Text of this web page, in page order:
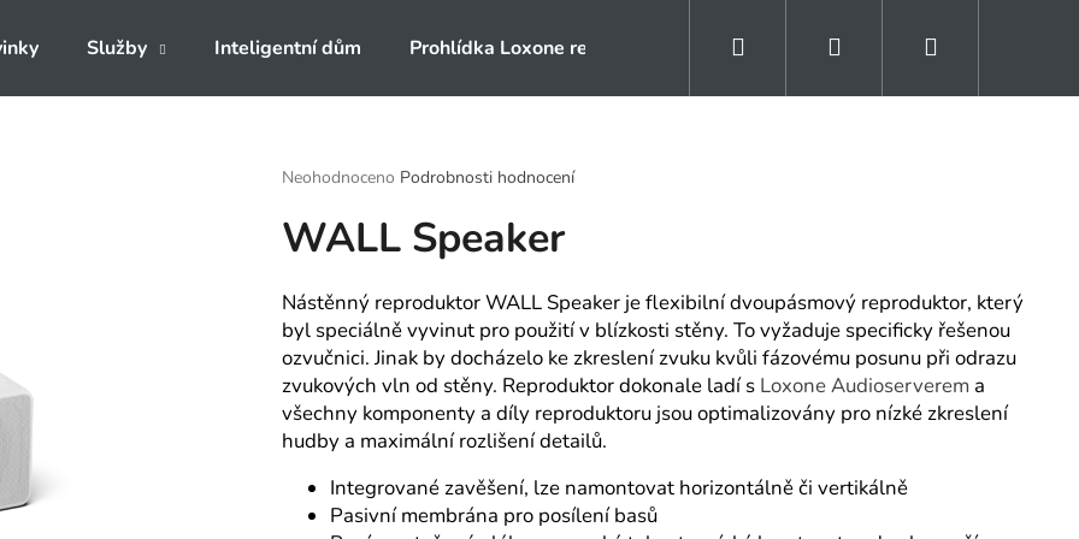
Služby Inteligentní dům Prohlídka Loxone rezidence Kontakty Naše reference
Přihlášení
Průměrné
produktu
je
z
5
hvězdiček.
Neohodnoceno Podrobnosti hodnocení
WALL Speaker
Nástěnný reproduktor WALL Speaker je flexibilní dvoupásmový reproduktor, který
byl speciálně vyvinut pro použití v blízkosti stěny. To vyžaduje specificky řešenou
ozvučnici. Jinak by docházelo ke zkreslení zvuku kvůli fázovému posunu při odrazu
zvukových vln od stěny. Reproduktor dokonale ladí s Loxone Audioserverem a
všechny komponenty a díly reproduktoru jsou optimalizovány pro nízké zkreslení
hudby a maximální rozlišení detailů.
Integrované zavěšení, lze namontovat horizontálně či vertikálně
Pasivní membrána pro posílení basů
HLEDAT